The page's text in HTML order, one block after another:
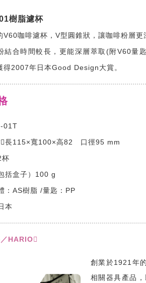
樹脂濾杯
V60咖啡濾杯，V型圓錐狀，讓咖啡粉層更
結合時間較長，更能深層萃取(附V60量
得2007年日本Good Design大賞。
01T
長115×寬100×高82 口徑95 mm
杯
括盒子）100 g
：AS樹脂 /量匙：PP
本
HARIO
創業於1921年
相關器具產品